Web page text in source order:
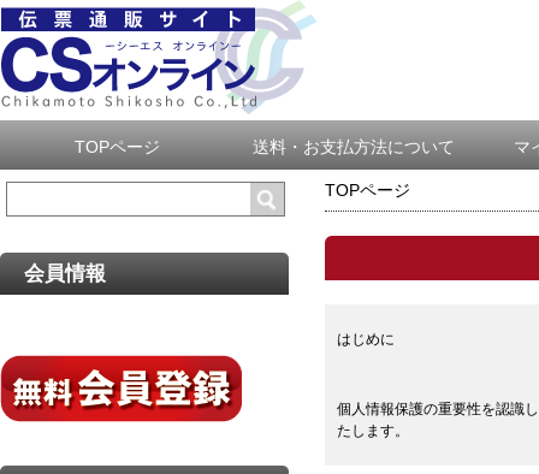
TOPページ 送料・お支払方法について マ
TOPページ
はじめに
個人情報保護の重要性を認識
たします。
会員情報